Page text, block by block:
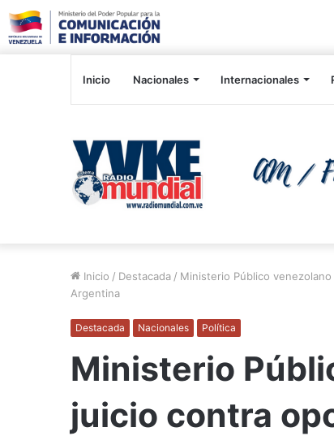
Inicio Nacionales Internacionales
Inicio / Destacada / Ministerio Público
Argentina
Destacada Nacionales Política
Ministerio
juicio contra